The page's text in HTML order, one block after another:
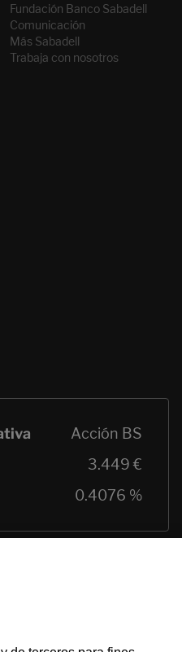
Fundación Banco Sabadell
Comunicación
Más Sabadell
Trabaja con nosotros